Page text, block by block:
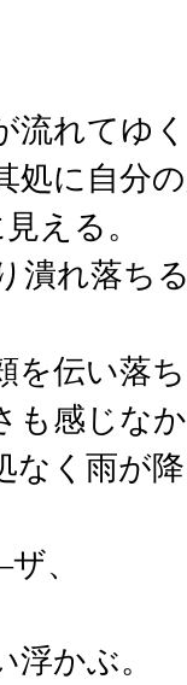
流れてゆ
処に自分
える。
潰れ落ち
を伝い落
も感じな
なく雨が
、
かぶ。